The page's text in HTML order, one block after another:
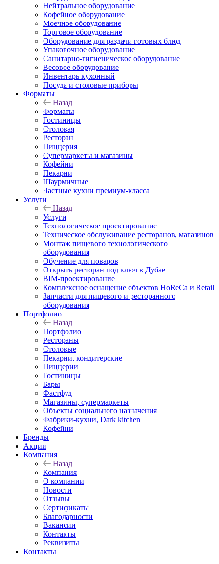
Нейтральное оборудование
Кофейное оборудование
Моечное оборудование
Торговое оборудование
Оборудование для раздачи готовых блюд
Упаковочное оборудование
Санитарно-гигиеническое оборудование
Весовое оборудование
Инвентарь кухонный
Посуда и столовые приборы
Форматы
Назад
Форматы
Гостиницы
Столовая
Ресторан
Пиццерия
Супермаркеты и магазины
Кофейни
Пекарни
Шаурмичные
Частные кухни премиум-класса
Услуги
Назад
Услуги
Технологическое проектирование
Техническое обслуживание ресторанов, магазинов
Монтаж пищевого технологического
оборудования
Обучение для поваров
Открыть ресторан под ключ в Дубае
BIM-проектирование
Комплексное оснащение объектов HoReCa и Retail
Запчасти для пищевого и ресторанного
оборудования
Портфолио
Назад
Портфолио
Рестораны
Столовые
Пекарни, кондитерские
Пиццерии
Гостиницы
Бары
Фастфуд
Магазины, супермаркеты
Объекты социального назначения
Фабрики-кухни, Dark kitchen
Кофейни
Бренды
Акции
Компания
Назад
Компания
О компании
Новости
Отзывы
Сертификаты
Благодарности
Вакансии
Контакты
Реквизиты
Контакты